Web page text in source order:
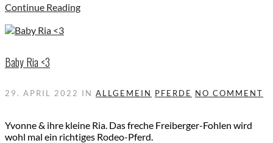
Continue Reading
Baby Ria <3
29. APRIL 2022 IN ALLGEMEIN PFERDE NO COMMENT
Yvonne & ihre kleine Ria. Das freche Freiberger-Fohlen wird
wohl mal ein richtiges Rodeo-Pferd.